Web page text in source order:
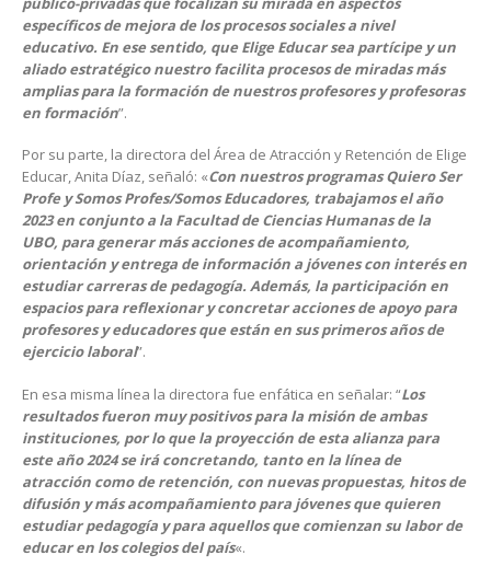
específicos de mejora de los procesos sociales a nivel
educativo. En ese sentido, que Elige Educar sea partícipe y un
aliado estratégico nuestro facilita procesos de miradas más
amplias para la formación de nuestros profesores y profesoras
en formación”.
Por su parte, la directora del Área de Atracción y Retención de Elige
Educar, Anita Díaz, señaló: «Con nuestros programas Quiero Ser
Profe y Somos Profes/Somos Educadores, trabajamos el año
2023 en conjunto a la Facultad de Ciencias Humanas de la
UBO, para generar más acciones de acompañamiento,
orientación y entrega de información a jóvenes con interés en
estudiar carreras de pedagogía. Además, la participación en
espacios para reflexionar y concretar acciones de apoyo para
profesores y educadores que están en sus primeros años de
ejercicio laboral”.
En esa misma línea la directora fue enfática en señalar: “Los
resultados fueron muy positivos para la misión de ambas
instituciones, por lo que la proyección de esta alianza para
este año 2024 se irá concretando, tanto en la línea de
atracción como de retención, con nuevas propuestas, hitos de
difusión y más acompañamiento para jóvenes que quieren
estudiar pedagogía y para aquellos que comienzan su labor de
educar en los colegios del país«.